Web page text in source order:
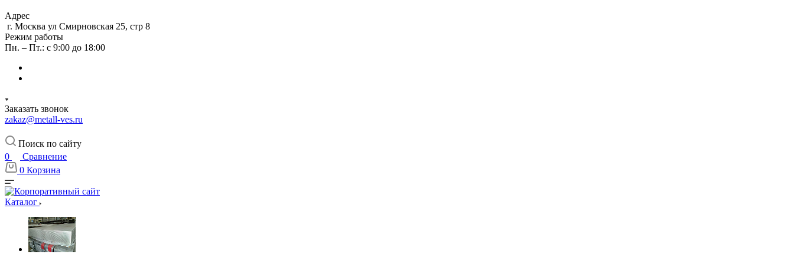
Адрес
г. Москва ул Смирновская 25, стр 8
Режим работы
Пн. – Пт.: с 9:00 до 18:00
Заказать звонок
zakaz@metall-ves.ru
Поиск по сайту
0
Сравнение
0 Корзина
Каталог